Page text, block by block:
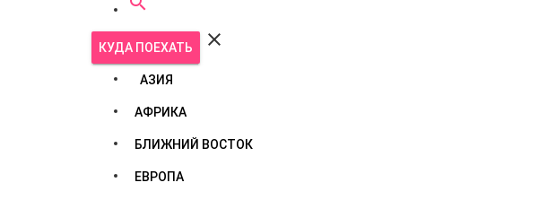
КУДА ПОЕХАТЬ 
АЗИЯ
АФРИКА
БЛИЖНИЙ ВОСТОК
ЕВРОПА